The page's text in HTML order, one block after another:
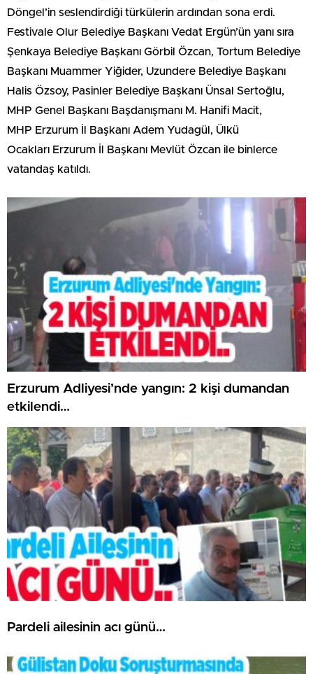
Döngel’in seslendirdiği türkülerin ardından sona erdi.
Festivale Olur Belediye Başkanı Vedat Ergün’ün yanı sıra
Şenkaya Belediye Başkanı Görbil Özcan, Tortum Belediye
Başkanı Muammer Yiğider, Uzundere Belediye Başkanı
Halis Özsoy, Pasinler Belediye Başkanı Ünsal Sertoğlu,
MHP Genel Başkanı Başdanışmanı M. Hanifi Macit,
MHP Erzurum İl Başkanı Adem Yudagül, Ülkü
Ocakları Erzurum İl Başkanı Mevlüt Özcan ile binlerce
vatandaş katıldı.
Erzurum Adliyesi’nde yangın: 2 kişi dumandan
etkilendi…
Pardeli ailesinin acı günü…